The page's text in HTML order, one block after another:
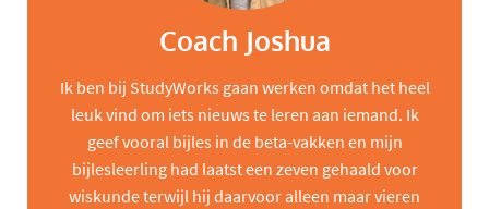
Coach Joshua
Ik ben bij StudyWorks gaan werken omdat het heel
leuk vind om iets nieuws te leren aan iemand. Ik
geef vooral bijles in de beta-vakken en mijn
bijlesleerling had laatst een zeven gehaald voor
wiskunde terwijl hij daarvoor alleen maar vieren